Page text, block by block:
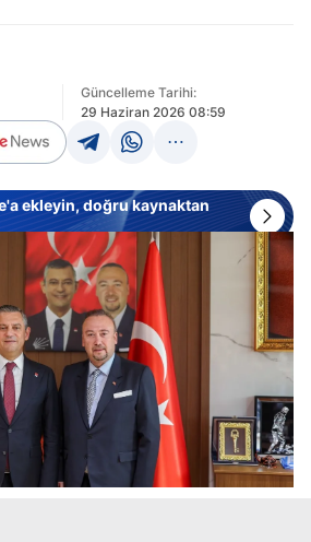
Güncelleme Tarihi:
29 Haziran 2026 08:59
ekleyin, doğru kaynaktan